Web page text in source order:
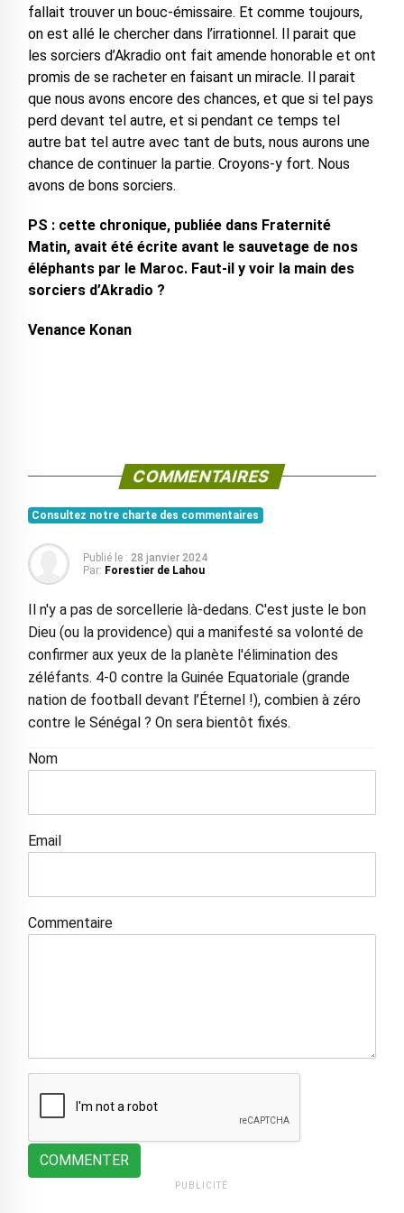
fallait trouver un bouc-émissaire. Et comme toujours,
on est allé le chercher dans l’irrationnel. Il parait que
les sorciers d’Akradio ont fait amende honorable et ont
promis de se racheter en faisant un miracle. Il parait
que nous avons encore des chances, et que si tel pays
perd devant tel autre, et si pendant ce temps tel
autre bat tel autre avec tant de buts, nous aurons une
chance de continuer la partie. Croyons-y fort. Nous
avons de bons sorciers.
PS : cette chronique, publiée dans Fraternité
Matin, avait été écrite avant le sauvetage de nos
éléphants par le Maroc. Faut-il y voir la main des
sorciers d’Akradio ?
Venance Konan
COMMENTAIRES
Consultez notre charte des commentaires
Publié le : 28 janvier 2024
Par: Forestier de Lahou
Il n'y a pas de sorcellerie là-dedans. C'est juste le bon
Dieu (ou la providence) qui a manifesté sa volonté de
confirmer aux yeux de la planète l'élimination des
zéléfants. 4-0 contre la Guinée Equatoriale (grande
nation de football devant l’Éternel !), combien à zéro
contre le Sénégal ? On sera bientôt fixés.
Nom
Email
Commentaire
COMMENTER
PUBLICITÉ